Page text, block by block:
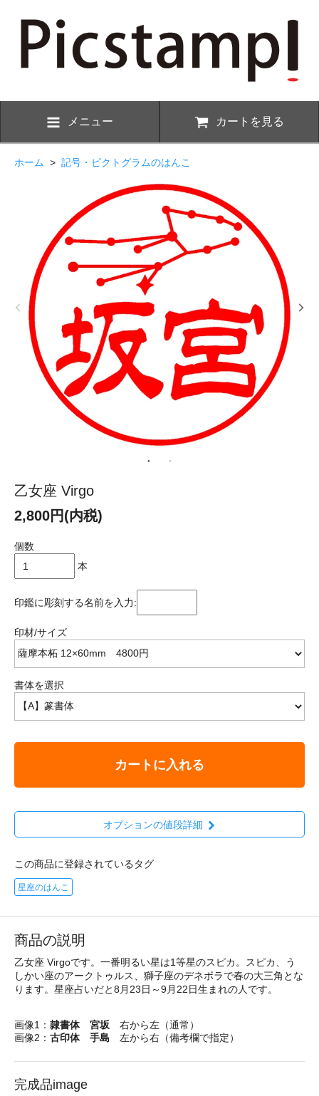
メニュー カートを見る
ホーム > 記号・ピクトグラムのはんこ
乙女座 Virgo
2,800円(内税)
個数
本
印鑑に彫刻する名前を入力:
印材/サイズ
書体を選択
カートに入れる
オプションの値段詳細
この商品に登録されているタグ
星座のはんこ
商品の説明
乙女座 Virgoです。一番明るい星は1等星のスピカ。スピカ、う
しかい座のアークトゥルス、獅子座のデネボラで春の大三角とな
ります。星座占いだと8月23日～9月22日生まれの人です。
画像1： 隷書体 宮坂 右から左（通常）
画像2： 古印体 手島 左から右（備考欄で指定）
完成品image